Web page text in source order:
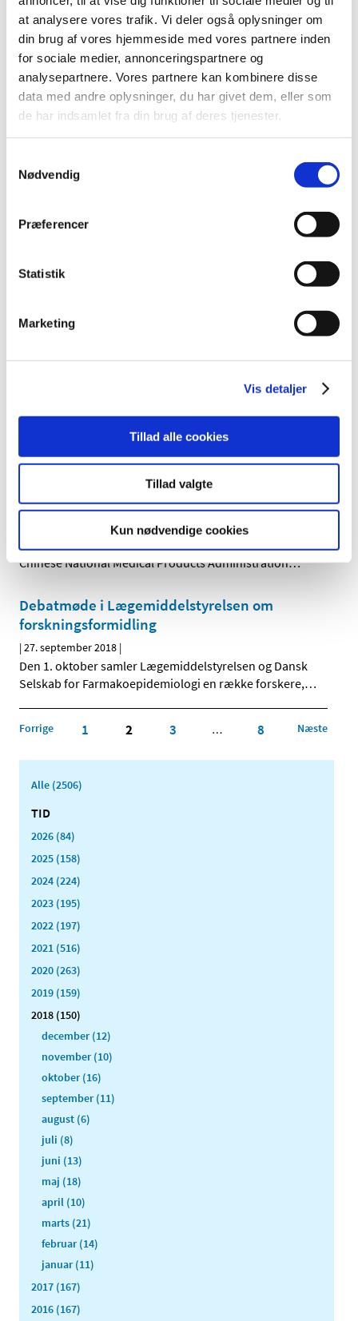
at analysere vores trafik. Vi deler også oplysninger om
din brug af vores hjemmeside med vores partnere inden
for sociale medier, annonceringspartnere og
analysepartnere. Vores partnere kan kombinere disse
data med andre oplysninger, du har givet dem, eller som
de har indsamlet fra din brug af deres tjenester.
Nødvendig
Præferencer
Statistik
Marketing
Vis detaljer
Tillad alle cookies
Tillad valgte
Kun nødvendige cookies
Ledig bevilling til Egtved Apotek
|3. oktober 2018|
Bevillingen til at drive Egtved Apotek er ledig pr. 1. april
2019.
Hypotron mod lavt blodtryk får ikke generelt
3. oktober 2018
indeholder midodrin og bruges til behandling af for…
1. april 2019.
Taflotan i flaske mod grøn stær (forhøjet tryk i
(uden konserveringsmiddel) skal have generelt tilskud.
Kinesisk lægemiddelmyndighed gæster
Danmark
27. september 2018|
En delegation fra Centre for Drug Evaluation under
Chinese National Medical Products Administration…
Debatmøde i Lægemiddelstyrelsen om
forskningsformidling
|27. september 2018 |
Den 1. oktober samler Lægemiddelstyrelsen og Dansk
Selskab for Farmakoepidemiologi en række forskere,…
Forrige 1 2 3 … 8 Næste
Alle (2506)
TID
2026 (84)
2025 (158)
2024 (224)
2023 (195)
2022 (197)
2021 (516)
2020 (263)
2019 (159)
2018 (150)
december (12)
november (10)
oktober (16)
september (11)
august (6)
juli (8)
juni (13)
maj (18)
april (10)
marts (21)
februar (14)
januar (11)
2017 (167)
2016 (167)